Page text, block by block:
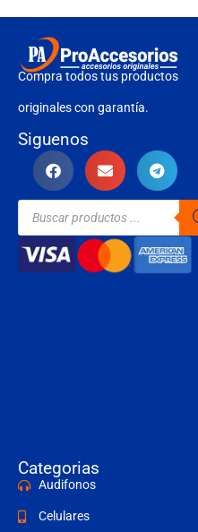
Compra todos tus productos
originales con garantía.
Siguenos
Búsqueda
productos
Categorias
Audifonos
Celulares